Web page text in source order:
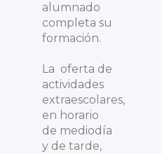
alumnado
completa su
formación.
La oferta de
actividades
extraescolares,
en horario
de mediodía
y de tarde,